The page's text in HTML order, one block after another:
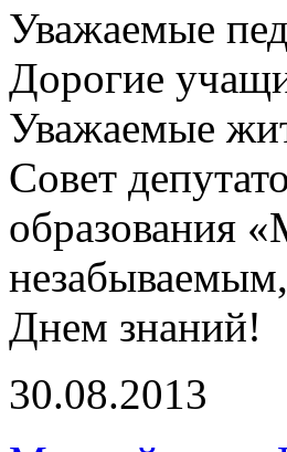
Уважаемые
Дорогие
Уважаемые
Совет
образования
Днем знаний!
30.08.2013